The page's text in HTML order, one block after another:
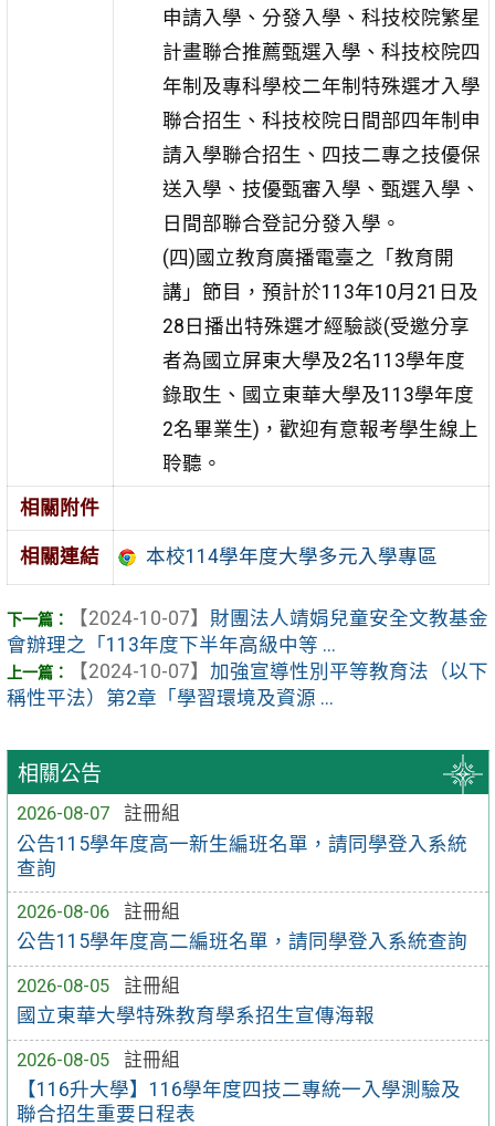
相關公告
2026-08-07
註冊組
公告115學年度高一新生編班名單，請同學登入系統
查詢
2026-08-06
註冊組
公告115學年度高二編班名單，請同學登入系統查詢
2026-08-05
註冊組
國立東華大學特殊教育學系招生宣傳海報
2026-08-05
註冊組
【116升大學】116學年度四技二專統一入學測驗及
聯合招生重要日程表
申請入學、分發入學、科技校院繁星
計畫聯合推薦甄選入學、科技校院四
年制及專科學校二年制特殊選才入學
聯合招生、科技校院日間部四年制申
請入學聯合招生、四技二專之技優保
送入學、技優甄審入學、甄選入學、
日間部聯合登記分發入學。
(四)國立教育廣播電臺之「教育開
講」節目，預計於113年10月21日及
28日播出特殊選才經驗談(受邀分享
者為國立屏東大學及2名113學年度
錄取生、國立東華大學及113學年度
2名畢業生)，歡迎有意報考學生線上
聆聽。
相關附件
相關連結 本校114學年度大學多元入學專區
【2024-10-07】 財團法人靖娟兒童安全文教基金
會辦理之「113年度下半年高級中等 ...
【2024-10-07】 加強宣導性別平等教育法（以下
稱性平法）第2章「學習環境及資源 ...